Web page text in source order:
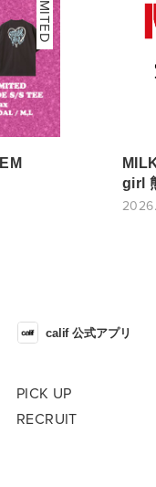
girl
PICK UP
RECRUIT
calif 公式アプリ